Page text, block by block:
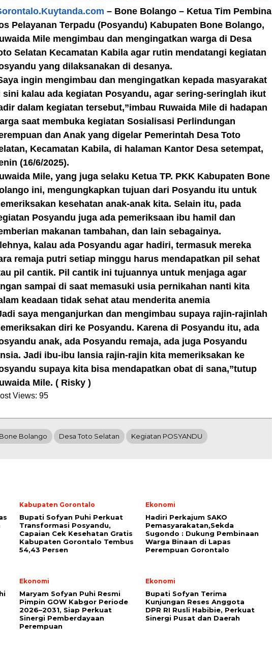
– Bone Bolango – Ketua Tim Pembina
Pelayanan Terpadu (Posyandu) Kabupaten Bone Bolango,
Mile mengimbau dan mengingatkan warga di Desa
Selatan Kecamatan Kabila agar rutin mendatangi kegiatan
yang dilaksanakan di desanya.
ingin mengimbau dan mengingatkan kepada masyarakat
sini kalau ada kegiatan Posyandu, agar sering-seringlah ikut
dalam kegiatan tersebut,”imbau Ruwaida Mile di hadapan
saat membuka kegiatan Sosialisasi Perlindungan
dan Anak yang digelar Pemerintah Desa Toto
Kecamatan Kabila, di halaman Kantor Desa setempat,
(16/6/2025).
Mile, yang juga selaku Ketua TP. PKK Kabupaten Bone
ini, mengungkapkan tujuan dari Posyandu itu untuk
kesehatan anak-anak kita. Selain itu, pada
Posyandu juga ada pemeriksaan ibu hamil dan
makanan tambahan, dan lain sebagainya.
kalau ada Posyandu agar hadiri, termasuk mereka
remaja putri setiap minggu harus mendapatkan pil sehat
pil cantik. Pil cantik ini tujuannya untuk menjaga agar
sampai di saat memasuki usia pernikahan nanti kita
keadaan tidak sehat atau menderita anemia
saya menganjurkan dan mengimbau supaya rajin-rajinlah
diri ke Posyandu. Karena di Posyandu itu, ada
anak, ada Posyandu remaja, ada juga Posyandu
Jadi ibu-ibu lansia rajin-rajin kita memeriksakan ke
supaya kita bisa mendapatkan obat di sana,”tutup
Mile. ( Risky )
Views: 95
Bone Bolango Desa Toto Selatan Kegiatan POSYANDU
Kabupaten Gorontalo
Bupati Sofyan Puhi Perkuat
Transformasi Posyandu,
Capaian Cek Kesehatan Gratis
Kabupaten Gorontalo Tembus
54,43 Persen
Ekonomi
Hadiri Perkajum SAKO
Pemasyarakatan,Sekda
Sugondo : Dukung Pembinaan
Warga Binaan di Lapas
Perempuan Gorontalo
Ekonomi
Maryam Sofyan Puhi Resmi
Pimpin GOW Kabgor Periode
2026–2031, Siap Perkuat
Sinergi Pemberdayaan
Perempuan
Ekonomi
Bupati Sofyan Terima
Kunjungan Reses Anggota
DPR RI Rusli Habibie, Perkuat
Sinergi Pusat dan Daerah